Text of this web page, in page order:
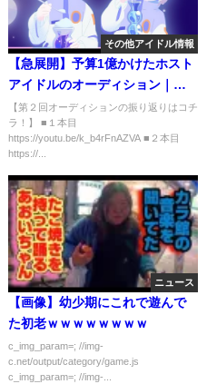
その他アイドル情報
【急展開】予算1億かけたホスト
アイドルのオーディション｜選
抜発表
【第２回オーディションの振り返りはコチ
ラ！】 ■１本目
https://youtu.be/k_b4rFnAZVA ■２本目
https://...
ニュース
【画像】幼少期にこれで遊んで
た初老ｗｗｗｗｗｗｗｗ
c_img_param=; //img-
c.net/output/category/game.js
c_img_param=; //img-...